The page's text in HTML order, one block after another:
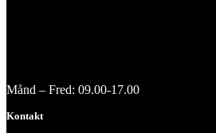
Månd – Fred: 09.00-17.00
Kontakt